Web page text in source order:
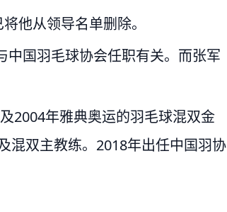
他从领导名单删除。
国羽毛球协会任职有关。而张军
2004年雅典奥运的羽毛球混双金
混双主教练。2018年出任中国羽协